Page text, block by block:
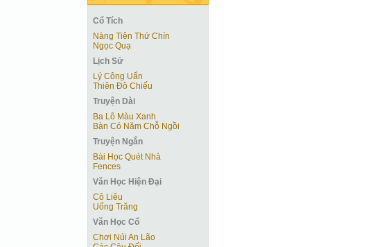
Cổ Tích
Nàng Tiên Thứ Chín
Ngọc Quạ
Lịch Sử
Lý Công Uẩn
Thiên Đô Chiếu
Truyện Dài
Ba Lô Màu Xanh
Bàn Có Năm Chỗ Ngồi
Truyện Ngắn
Bài Học Quét Nhà
Fences
Văn Học Hiện Ðại
Cô Liêu
Uống Trăng
Văn Học Cổ
Chơi Núi An Lão